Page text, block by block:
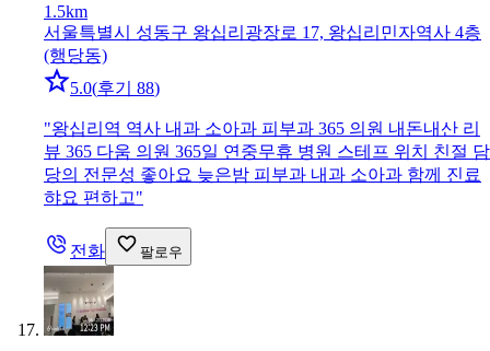
1.5km
서울특별시 성동구 왕십리광장로 17, 왕십리민자역사 4층
(행당동)
5.0(후기 88)
"왕십리역 역사 내과 소아과 피부과 365 의원 내돈내산 리
뷰 365 다움 의원 365일 연중무휴 병원 스테프 위치 친절 담
당의 전문성 좋아요 늦은밤 피부과 내과 소아과 함께 진료
햐요 편하고"
전화 팔로우